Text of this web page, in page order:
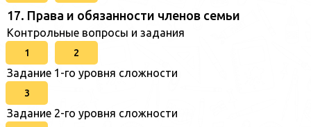
17. Права и обязанности членов семьи
Контрольные вопросы и задания
1 2
Задание 1-го уровня сложности
3
Задание 2-го уровня сложности